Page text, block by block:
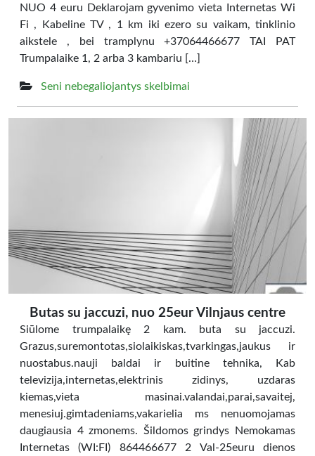
NUO 4 euru Deklarojam gyvenimo vieta Internetas Wi
Fi , Kabeline TV , 1 km iki ezero su vaikam, tinklinio
aikstele , bei tramplynu +37064466677 TAI PAT
Trumpalaike 1, 2 arba 3 kambariu […]
Seni nebegaliojantys skelbimai
Butas su jaccuzi, nuo 25eur Vilnjaus centre
Siūlome trumpalaikę 2 kam. buta su jaccuzi.
Grazus,suremontotas,siolaikiskas,tvarkingas,jaukus ir
nuostabus.nauji baldai ir buitine tehnika, Kab
televizija,internetas,elektrinis zidinys, uzdaras
kiemas,vieta masinai.valandai,parai,savaitej,
menesiuj.gimtadeniams,vakarielia ms nenuomojamas
daugiausia 4 zmonems. Šildomos grindys Nemokamas
Internetas (WI:FI) 864466677 2 Val-25euru dienos